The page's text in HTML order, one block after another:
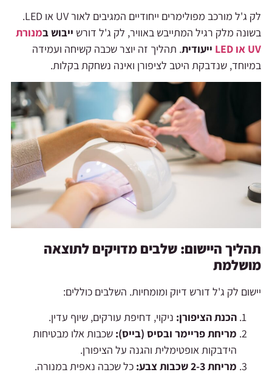
לק ג'ל מורכב מפולימרים ייחודיים המגיבים לאור UV או LED.
בשונה מלק רגיל המתייבש באוויר, לק ג'ל דורש ייבוש במנורת
UV או LED
ייעודית. תהליך זה יוצר שכבה קשיחה ועמידה
במיוחד, שנדבקת היטב לציפורן ואינה נשחקת בקלות.
תהליך היישום: שלבים מדויקים לתוצאה
מושלמת
יישום לק ג'ל דורש דיוק ומומחיות. השלבים כוללים:
הכנת הציפורן: ניקוי, דחיפת עורקים, שיוף עדין.
מריחת פריימר ובסיס (בייס): שכבות אלו מבטיחות
הידבקות אופטימלית והגנה על הציפורן.
מריחת 2-3 שכבות צבע:
כל שכבה נאפית במנורה.